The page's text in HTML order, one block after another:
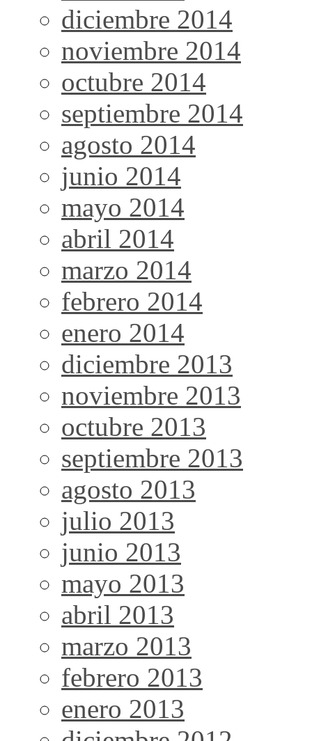
diciembre 2014
noviembre 2014
octubre 2014
septiembre 2014
agosto 2014
junio 2014
mayo 2014
abril 2014
marzo 2014
febrero 2014
enero 2014
diciembre 2013
noviembre 2013
octubre 2013
septiembre 2013
agosto 2013
julio 2013
junio 2013
mayo 2013
abril 2013
marzo 2013
febrero 2013
enero 2013